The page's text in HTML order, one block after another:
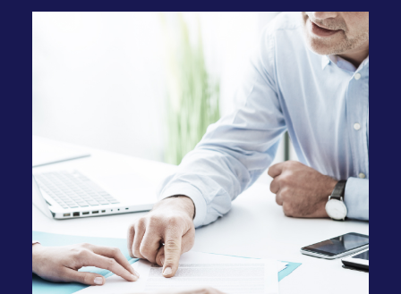
イルとして保存しておく仕組みです。お客
様がブラウザの設定でクッキーの送受信を
許可している場合、当社はお客様のコンピ
ュータに保存されたクッキーを取得し、収
集した行動履歴と個人情報を紐付ける場合
があります。また、当社は、当社が広告配
信等を委託する第三者または当サイト以外
のウェブページを経由し、お客様のコンピ
ュータに保存されたクッキーを参照し、当
社商品の広告配信および宣伝などを行うこ
とがあります。お客様は、ブラウザの設定
により、クッキーの送受信に関する設定を
「クッキーを許可する」「クッキーを拒否
する」「クッキーを受信したら通知する」
などから選択できます。なお、クッキーを
拒否する設定を選択されますと、当社の提
供する一部サービスを受けられない場合が
ございます。